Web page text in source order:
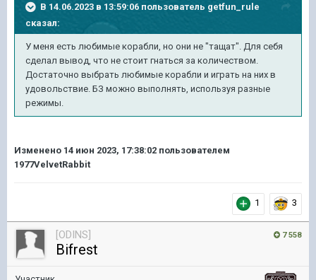
В 14.06.2023 в 13:59:06 пользователь getfun_rule
сказал:
У меня есть любимые корабли, но они не "тащат". Для себя
сделал вывод, что не стоит гнаться за количеством.
Достаточно выбрать любимые корабли и играть на них в
удовольствие. БЗ можно выполнять, используя разные
режимы.
Изменено 14 июн 2023, 17:38:02 пользователем
1977VelvetRabbit
1 3
7 558
[ODINS]
Bifrest